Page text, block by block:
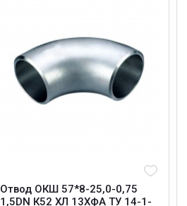
Отвод ОКШ 57*8-25,0-0,75
1,5DN К52 ХЛ 13ХФА ТУ 14-1-